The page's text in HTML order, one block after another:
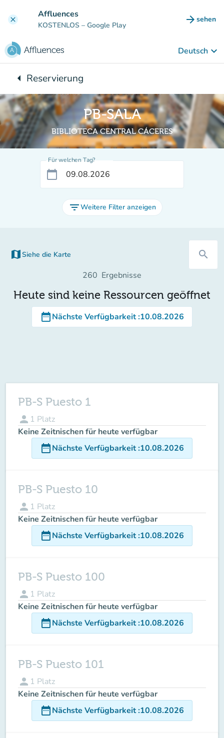
clear Affluences
KOSTENLOS – Google Play arrow_forward sehen
(new
Deutsch keyboard_arrow_down
arrow_leftZurück zu:
Reservierung
PB-SALA
BIBLIOTECA CENTRAL CÁCERES
Für welchen Tag?
calendar_today
filter_listWeitere Filter anzeigen
map Siehe die Karte
(new tab) search
260 Ergebnisse
Heute sind keine Ressourcen geöffnet
date_rangeNächste Verfügbarkeit:10.08.2026
PB-S Puesto 1
person 1 Platz
Keine Zeitnischen für heute verfügbar
date_rangeNächste Verfügbarkeit:10.08.2026
PB-S Puesto 10
person 1 Platz
Keine Zeitnischen für heute verfügbar
date_rangeNächste Verfügbarkeit:10.08.2026
PB-S Puesto 100
person 1 Platz
Keine Zeitnischen für heute verfügbar
date_rangeNächste Verfügbarkeit:10.08.2026
PB-S Puesto 101
person 1 Platz
Keine Zeitnischen für heute verfügbar
date_rangeNächste Verfügbarkeit:10.08.2026